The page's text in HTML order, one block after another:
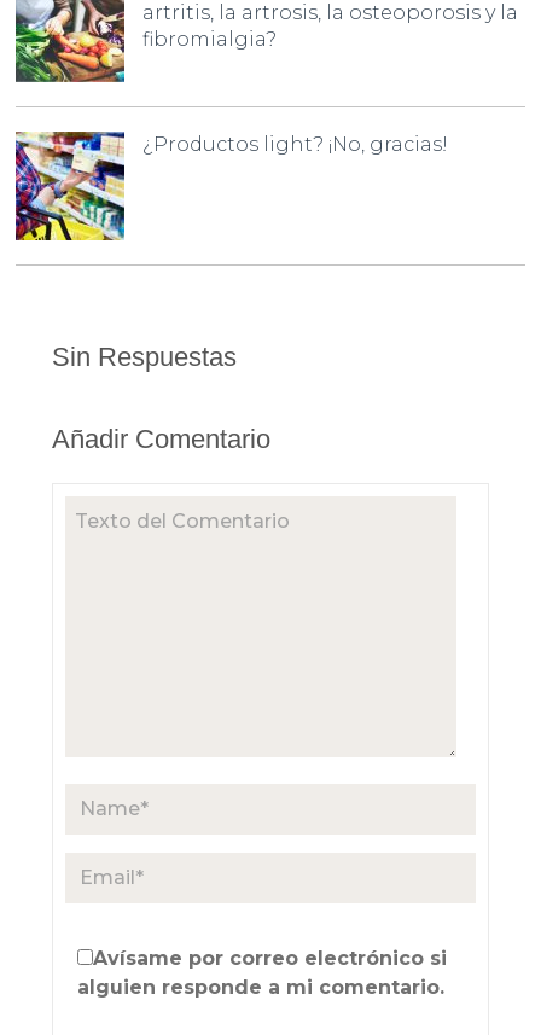
artritis, la artrosis, la osteoporosis y la
fibromialgia?
¿Productos light? ¡No, gracias!
Sin Respuestas
Añadir Comentario
Avísame por correo electrónico si
alguien responde a mi comentario.